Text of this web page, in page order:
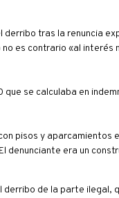
derribo tras la renuncia
es contrario «al interés
se calculaba en
pisos y aparcamientos
denunciante era un
derribo de la parte ilegal,